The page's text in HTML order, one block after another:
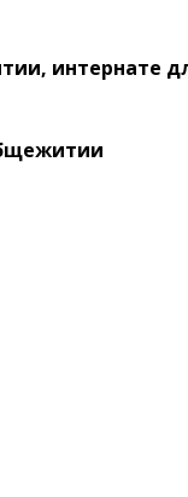
интернате